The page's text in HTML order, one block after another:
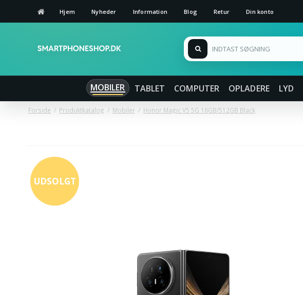
Hjem Nyheder Information Blog Retur Din konto
MOBILER TABLET COMPUTER OPLADERE LYD
Forside / Produktkatalog / Mobiler / Honor Magic V5 5G 16GB/512GB Black
UDSOLGT